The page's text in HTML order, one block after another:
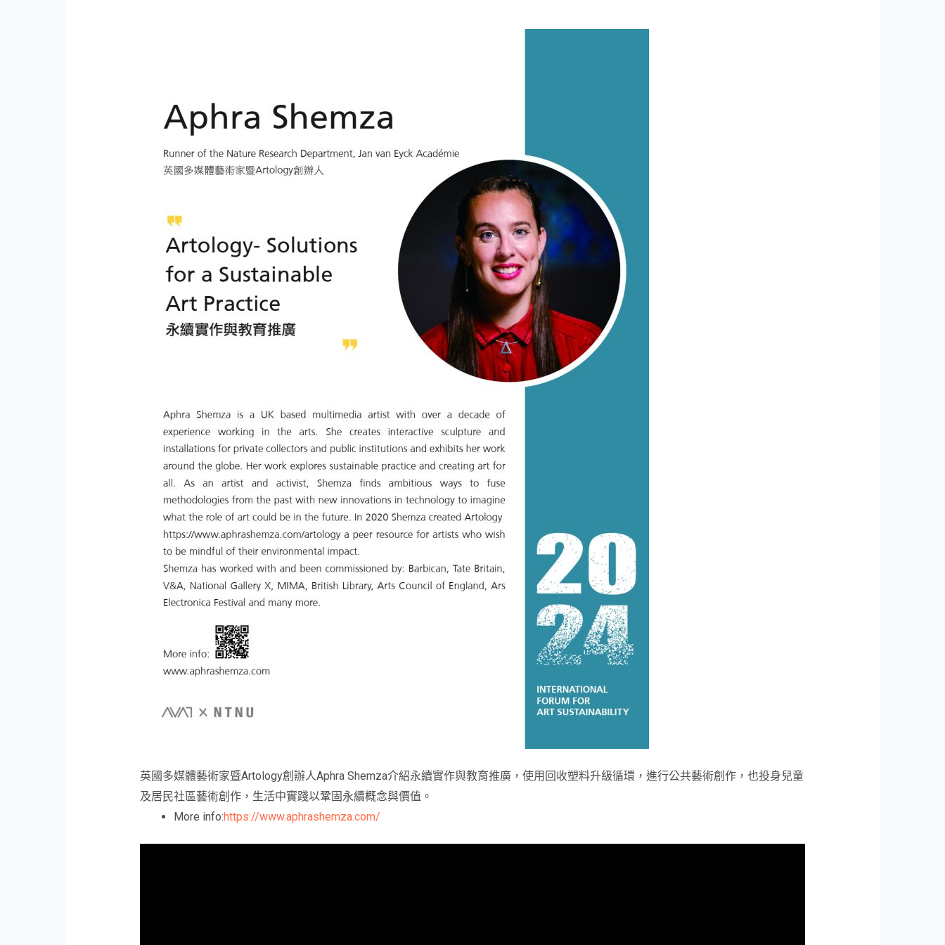
英國多媒體藝術家暨Artology創辦人Aphra Shemza介紹永續實作與教育推廣，使用回收塑料升級循環，進行公共藝術創作，也投身兒童
及居民社區藝術創作，生活中實踐以鞏固永續概念與價值。
More info:https://www.aphrashemza.com/